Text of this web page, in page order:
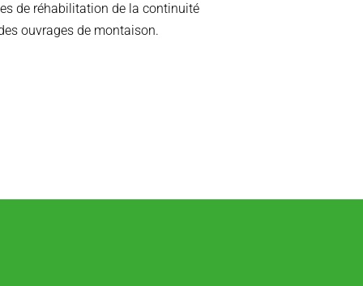
de réhabilitation de la continuité
ouvrages de montaison.